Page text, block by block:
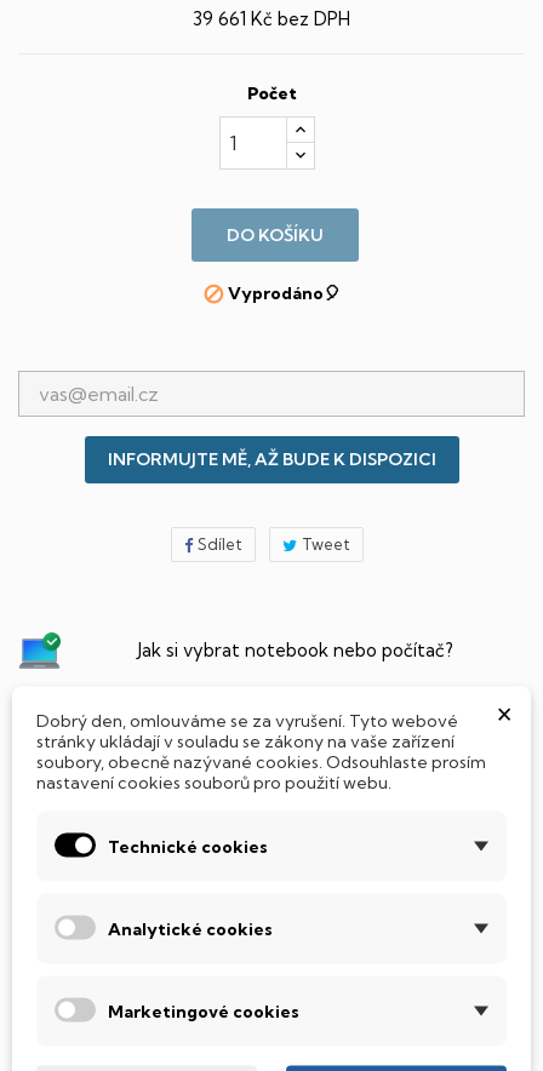
39 661 Kč bez DPH
Počet
DO KOŠÍKU
Vyprodáno🎈
INFORMUJTE MĚ, AŽ BUDE K DISPOZICI
Sdílet Tweet
Jak si vybrat notebook nebo počítač?
Připraveno - zapnete a okamžitě pracujte
Přidat Microsoft Office Plus ➡️ 499,-
Tento notebook je vybavenSSD
(Solid State Drive)
×
Dobrý den, omlouváme se za vyrušení. Tyto webové
stránky ukládají v souladu se zákony na vaše zařízení
soubory, obecně nazývané cookies. Odsouhlaste prosím
nastavení cookies souborů pro použití webu.
Technické cookies
Analytické cookies
Marketingové cookies